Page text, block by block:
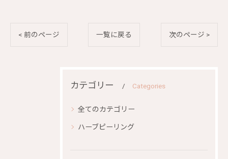
< 前のページ 一覧に戻る 次のページ >
カテゴリー Categories
全てのカテゴリー
ハーブピーリング